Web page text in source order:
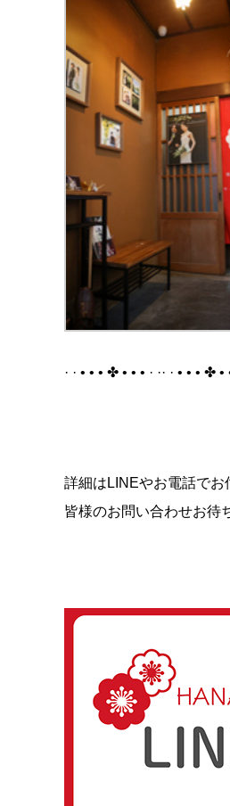
· · • • • ✤ • • • · ·· · • • • ✤ •
詳細はLINEやお電話でお
皆様のお問い合わせお待